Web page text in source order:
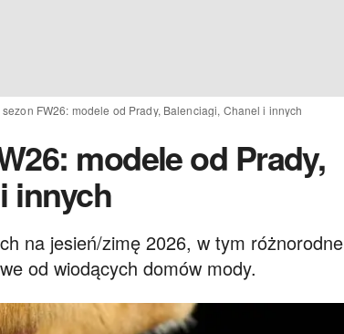
sezon FW26: modele od Prady, Balenciagi, Chanel i innych
modele od Prady,
innych
na jesień/zimę 2026, w tym różnorodne
od wiodących domów mody.